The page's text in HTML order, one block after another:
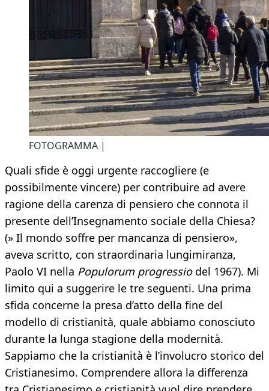
FOTOGRAMMA |
Quali sfide è oggi urgente raccogliere (e
possibilmente vincere) per contribuire ad avere
ragione della carenza di pensiero che connota il
presente dell’Insegnamento sociale della Chiesa?
(» Il mondo soffre per mancanza di pensiero»,
aveva scritto, con straordinaria lungimiranza,
Paolo VI nella Populorum progressiodel 1967). Mi
limito qui a suggerire le tre seguenti. Una prima
sfida concerne la presa d’atto della fine del
modello di cristianità, quale abbiamo conosciuto
durante la lunga stagione della modernità.
Sappiamo che la cristianità è l’involucro storico del
Cristianesimo. Comprendere allora la differenza